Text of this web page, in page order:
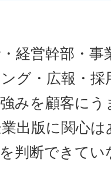
経営幹部・事
グ・広報・採
みを顧客に
出版に関心
判断できてい